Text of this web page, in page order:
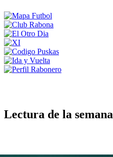
Lectura de la semana